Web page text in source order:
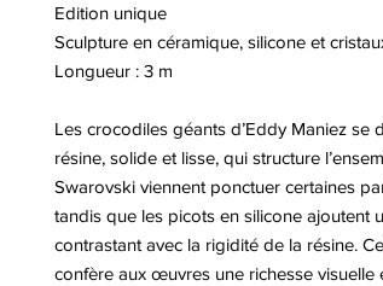
Edition unique
Sculpture en céramique, silicone et
Longueur : 3 m
Les crocodiles géants d’Eddy Maniez se
résine, solide et lisse, qui structure
Swarovski viennent ponctuer certaines
tandis que les picots en silicone ajoutent
contrastant avec la rigidité de la résine.
confère aux œuvres une richesse visuelle